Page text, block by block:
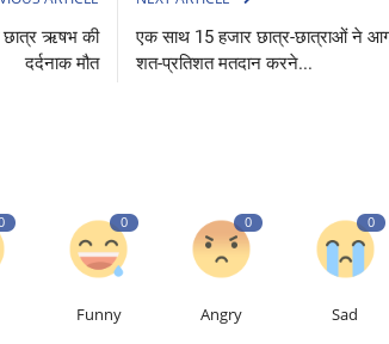
छात्र ऋषभ की
दर्दनाक मौत
एक साथ 15 हजार छात्र-छात्राओं ने
शत-प्रतिशत मतदान करने...
0
Funny
0
Angry
0
Sad